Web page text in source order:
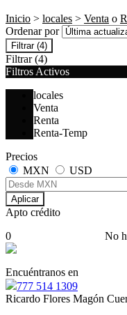
Inicio > locales > Venta o
Ordenar por
Filtrar (4)
Filtrar (4)
Filtros Activos
locales
Venta
Renta
Renta-Temp
Precios
MXN
USD
Aplicar
Apto crédito
No
0
Encuéntranos en
777 514 1309
Ricardo Flores Magón